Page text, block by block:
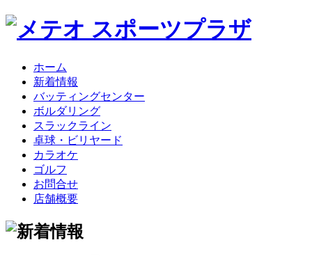
ホーム
新着情報
バッティングセンター
ボルダリング
スラックライン
卓球・ビリヤード
カラオケ
ゴルフ
お問合せ
店舗概要